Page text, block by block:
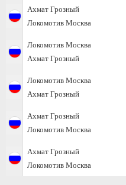
Ахмат Грозный
Локомотив Москва
Локомотив Москва
Ахмат Грозный
Локомотив Москва
Ахмат Грозный
Ахмат Грозный
Локомотив Москва
Ахмат Грозный
Локомотив Москва